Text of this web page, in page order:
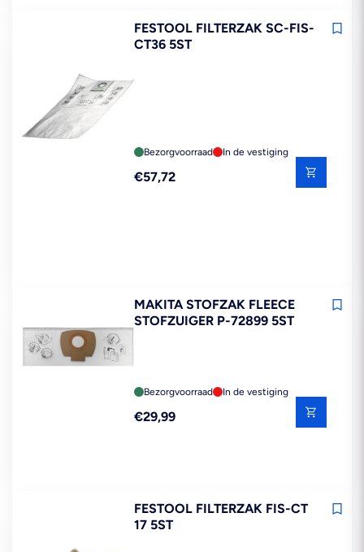
FESTOOL FILTERZAK SC-FIS-
CT36 5ST
Bezorgvoorraad In de vestiging
Reguliere
€57,72
MAKITA STOFZAK FLEECE
STOFZUIGER P-72899 5ST
Bezorgvoorraad In de vestiging
Reguliere
€29,99
FESTOOL FILTERZAK FIS-CT
17 5ST